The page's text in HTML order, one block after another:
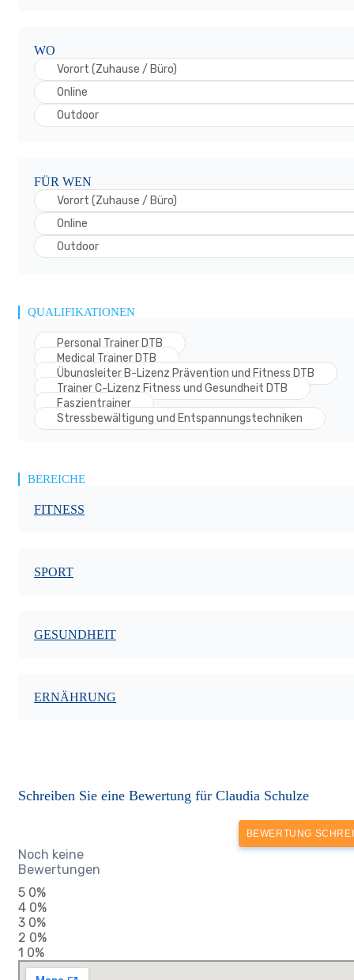
WO
Vorort (Zuhause / Büro)
Online
Outdoor
FÜR WEN
Vorort (Zuhause / Büro)
Online
Outdoor
QUALIFIKATIONEN
Personal Trainer DTB
Medical Trainer DTB
Übungsleiter B-Lizenz Prävention und Fitness DTB
Trainer C-Lizenz Fitness und Gesundheit DTB
Faszientrainer
Stressbewältigung und Entspannungstechniken
BEREICHE
FITNESS
SPORT
GESUNDHEIT
ERNÄHRUNG
Schreiben Sie eine Bewertung für Claudia Schulze
BEWERTUNG
Noch keine
Bewertungen
5 0%
4 0%
3 0%
2 0%
1 0%